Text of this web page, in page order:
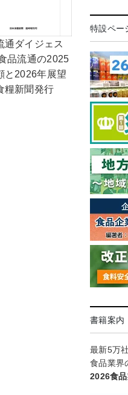
通ダイジェス
品流通の2025
と2026年展望
糧新聞発行
特設ペー
書籍案内
最新5万
食品業界
2026食品